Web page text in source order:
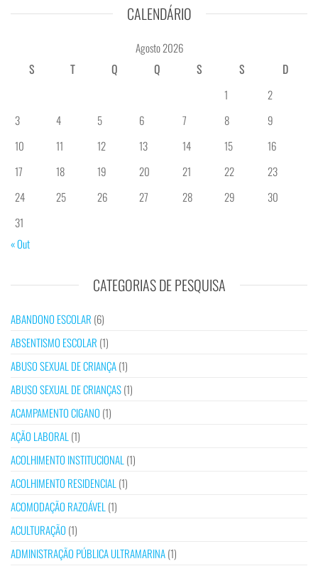
CALENDÁRIO
Agosto 2026
S
T Q Q S S
D
1
2
3
4 5 6 7 8
9
10
11 12 13 14 15
16
17
18 19 20 21 22
23
24
25 26 27 28 29
30
31
« Out
CATEGORIAS DE PESQUISA
ABANDONO ESCOLAR (6)
ABSENTISMO ESCOLAR (1)
ABUSO SEXUAL DE CRIANÇA(1)
ABUSO SEXUAL DE CRIANÇAS(1)
ACAMPAMENTO CIGANO (1)
AÇÃO LABORAL(1)
ACOLHIMENTO INSTITUCIONAL(1)
ACOLHIMENTO RESIDENCIAL(1)
ACOMODAÇÃO RAZOÁVEL(1)
ACULTURAÇÃO (1)
ADMINISTRAÇÃO PÚBLICA ULTRAMARINA(1)